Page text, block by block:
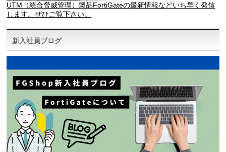
UTM（統合脅威管理）製品FortiGateの最新情報などいち早く発信
します。ぜひご覧下さい。
新入社員ブログ